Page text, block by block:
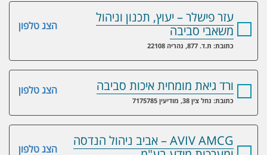
הצג טלפון
עזר פישלר – יעוץ, תכנון וניהול
משאבי סביבה
כתובת: ת.ד. 877, נהריה 22108
הצג טלפון ורד גיאת מומחית איכות סביבה
כתובת: נחל צין 38, מודיעין 7175785
הצג טלפון
AVIV AMCG – אביב ניהול הנדסה